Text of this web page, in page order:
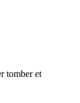
tomber et